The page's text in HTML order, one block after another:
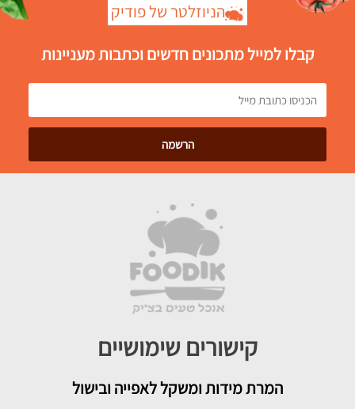
הניוזלטר של פודיק
קבלו למייל מתכונים חדשים וכתבות מעניינות
קישורים שימושיים
המרת מידות ומשקל לאפייה ובישול